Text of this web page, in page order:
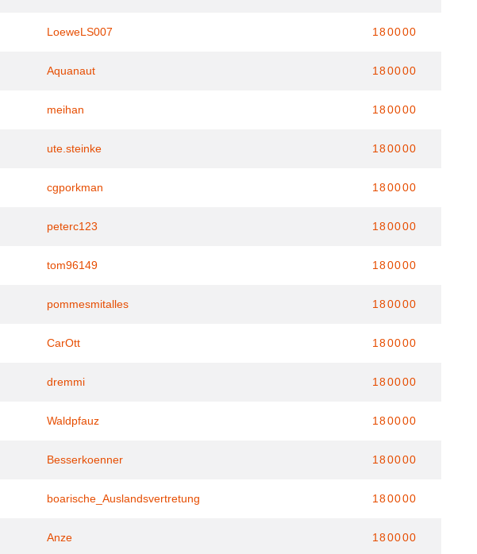
LoeweLS007 180000
Aquanaut 180000
meihan 180000
ute.steinke 180000
cgporkman 180000
peterc123 180000
tom96149 180000
pommesmitalles 180000
CarOtt 180000
dremmi 180000
Waldpfauz 180000
Besserkoenner 180000
boarische_Auslandsvertretung 180000
Anze 180000